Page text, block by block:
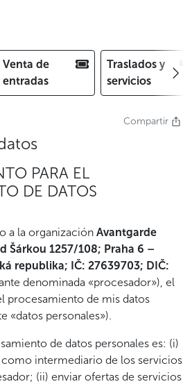
Venta de
entradas
Traslados y
servicios
Compartir
PARA EL
DE DATOS
a la organización Avantgarde
Šárkou 1257/108; Praha 6 –
republika; IČ: 27639703; DIČ:
denominada «procesador»), el
procesamiento de mis datos
«datos personales»).
de datos personales es: (i)
intermediario de los servicios
(ii) enviar ofertas de servicios